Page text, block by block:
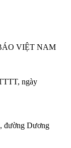
VIỆT NAM
ngày
đường Dương